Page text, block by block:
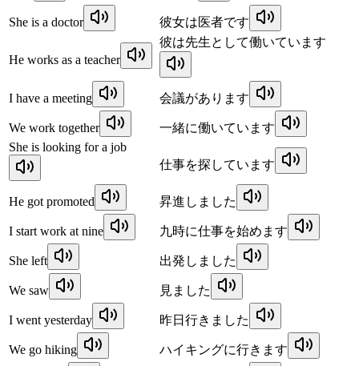
She is a doctor 彼女は医者です
He works as a teacher
彼は先生として働いています
I have a meeting 会議があります
We work together
一緒に働いています
She is looking for a job
仕事を探しています
He got promoted 昇進しました
I start work at nine 九時に仕事を始めます
She left 出発しました
We saw 見ました
I went yesterday 昨日行きました
We go hiking ハイキングに行きます